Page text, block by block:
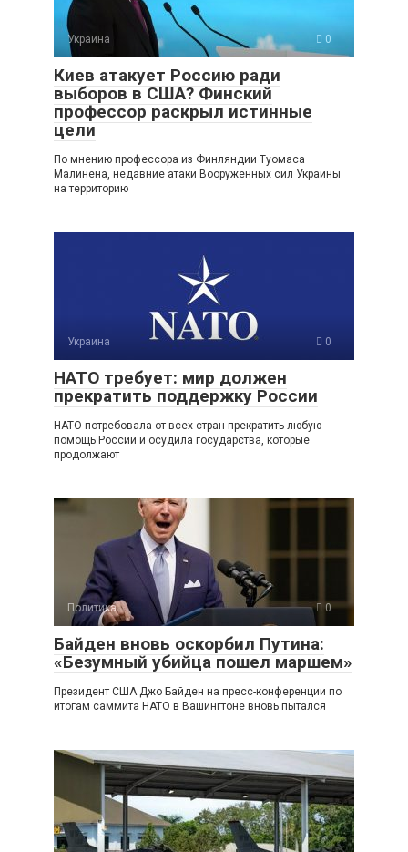
Украина 0
Киев атакует Россию ради
выборов в США? Финский
профессор раскрыл истинные
цели
По мнению профессора из Финляндии Туомаса
Малинена, недавние атаки Вооруженных сил Украины
на территорию
Украина 0
НАТО требует: мир должен
прекратить поддержку России
НАТО потребовала от всех стран прекратить любую
помощь России и осудила государства, которые
продолжают
Политика 0
Байден вновь оскорбил Путина:
«Безумный убийца пошел маршем»
Президент США Джо Байден на пресс-конференции по
итогам саммита НАТО в Вашингтоне вновь пытался